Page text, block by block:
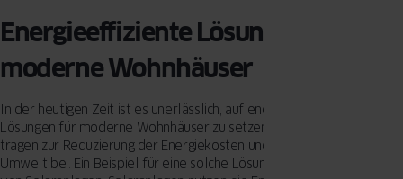
Energieeffiziente Lösungen für
moderne Wohnhäuser
In der heutigen Zeit ist es unerlässlich, auf energieeffiziente
Lösungen für moderne Wohnhäuser zu setzen. Diese Maßnahmen
tragen zur Reduzierung der Energiekosten und zum Schutz der
Umwelt bei. Ein Beispiel für eine solche Lösung ist die Installation